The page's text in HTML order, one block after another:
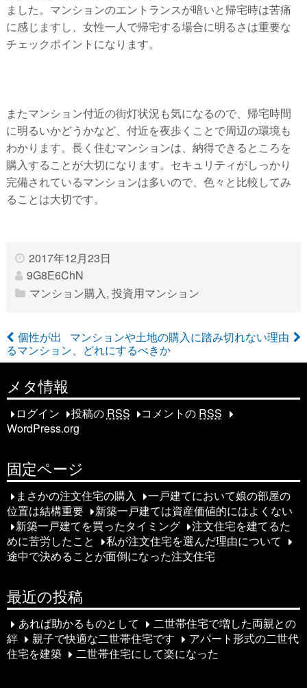
ました。マンションのエントランスが暗いと帰宅時は苦痛
に感じますし、女性一人で帰宅する場合に明るさは重要な
チェックポイントになります。
またマンション付近の街灯状況も気になるので、帰宅時間
に明るいかどうかなど、付近を夜歩くことで周辺の環境も
わかります。長く住むマンションは、納得できるところを
購入することが大切になります。セキュリティがしっかり
完備されているマンションは多いので、色々と比較してみ
ることは大切です。
2017年12月23日
9G8E6ChN
マンション購入,投資用マンション
投
稿
ナ
ビ
ゲ
ー
シ
ョ
ン
マンションや土地の購入に踏み切れない理由
個性が出
るマンション、どれにするべきか
メタ情報
ログイン 投稿の RSS コメントの RSS
WordPress.org
固定ページ
まさかの注文住宅の購入
一戸建てにおいて娘の部屋の
位置は結構重要
新築一戸建ては資産価値的にはよくない
新築一戸建てを買ったタイミング
注文住宅を建てるた
めに苦労したこと
私が注文住宅を選んだ理由について
途中で決めることが面倒になった注文住宅
最近の投稿
あれば助かるものとして
二世帯住宅で増した両親との
絆
親子で快適な二世帯住宅です
アパート形式の二世代
住宅を建築
二世帯住宅にして楽になった